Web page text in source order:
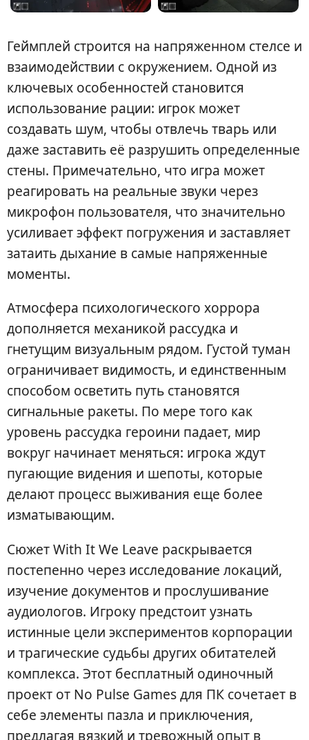
Геймплей строится на напряженном стелсе и
взаимодействии с окружением. Одной из
ключевых особенностей становится
использование рации: игрок может
создавать шум, чтобы отвлечь тварь или
даже заставить её разрушить определенные
стены. Примечательно, что игра может
реагировать на реальные звуки через
микрофон пользователя, что значительно
усиливает эффект погружения и заставляет
затаить дыхание в самые напряженные
моменты.
Атмосфера психологического хоррора
дополняется механикой рассудка и
гнетущим визуальным рядом. Густой туман
ограничивает видимость, и единственным
способом осветить путь становятся
сигнальные ракеты. По мере того как
уровень рассудка героини падает, мир
вокруг начинает меняться: игрока ждут
пугающие видения и шепоты, которые
делают процесс выживания еще более
изматывающим.
Сюжет With It We Leave раскрывается
постепенно через исследование локаций,
изучение документов и прослушивание
аудиологов. Игроку предстоит узнать
истинные цели экспериментов корпорации
и трагические судьбы других обитателей
комплекса. Этот бесплатный одиночный
проект от No Pulse Games для ПК сочетает в
себе элементы пазла и приключения,
предлагая вязкий и тревожный опыт в